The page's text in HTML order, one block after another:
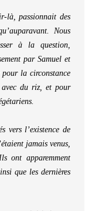
là, passionnait des
Nous
à la question,
par Samuel et
la circonstance
du riz, et pour
vers l’existence de
jamais venus,
ont apparemment
que les dernières